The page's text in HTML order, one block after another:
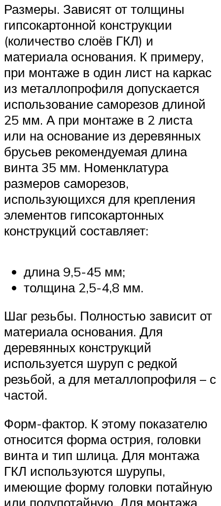
Размеры. Зависят от толщины
гипсокартонной конструкции
(количество слоёв ГКЛ) и
материала основания. К примеру,
при монтаже в один лист на каркас
из металлопрофиля допускается
использование саморезов длиной
25 мм. А при монтаже в 2 листа
или на основание из деревянных
брусьев рекомендуемая длина
винта 35 мм. Номенклатура
размеров саморезов,
использующихся для крепления
элементов гипсокартонных
конструкций составляет:
длина 9,5-45 мм;
толщина 2,5-4,8 мм.
Шаг резьбы. Полностью зависит от
материала основания. Для
деревянных конструкций
используется шуруп с редкой
резьбой, а для металлопрофиля – с
частой.
Форм-фактор. К этому показателю
относится форма острия, головки
винта и тип шлица. Для монтажа
ГКЛ используются шурупы,
имеющие форму головки потайную
или полупотайную. Для монтажа